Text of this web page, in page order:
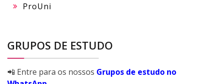
ProUni
GRUPOS DE ESTUDO
📲 Entre para os nossos Grupos de estudo no